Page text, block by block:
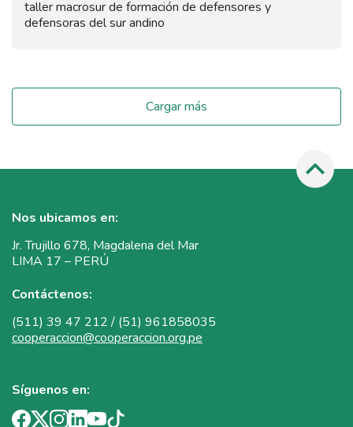
taller macrosur de formación de defensores y
defensoras del sur andino
Cargar más
Nos ubicamos en:
Jr. Trujillo 678, Magdalena del Mar
LIMA 17 – PERÚ
Contáctenos:
(511) 39 47 212 / (51) 961858035
cooperaccion@cooperaccion.org.pe
Síguenos en: